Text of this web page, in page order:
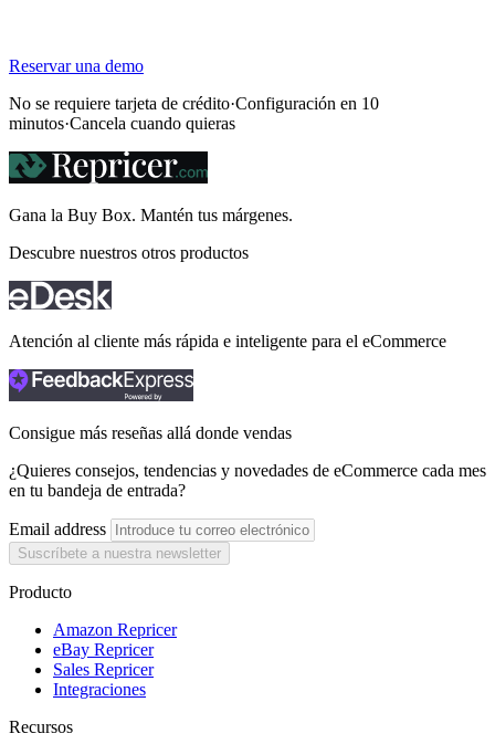
Reservar una demo
No se requiere tarjeta de crédito·Configuración en 10
minutos·Cancela cuando quieras
Gana la Buy Box. Mantén tus márgenes.
Descubre nuestros otros productos
Atención al cliente más rápida e inteligente para el eCommerce
Consigue más reseñas allá donde vendas
¿Quieres consejos, tendencias y novedades de eCommerce cada mes
en tu bandeja de entrada?
Email address
Suscríbete a nuestra newsletter
Producto
Amazon Repricer
eBay Repricer
Sales Repricer
Integraciones
Recursos